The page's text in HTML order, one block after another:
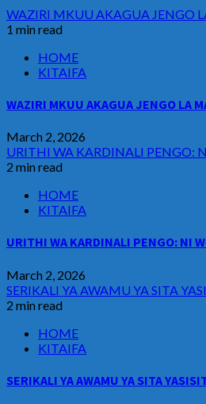
WAZIRI MKUU AKAGUA JENGO
1 min read
HOME
KITAIFA
WAZIRI MKUU AKAGUA JENGO LA
March 2, 2026
URITHI WA KARDINALI PENGO:
2 min read
HOME
KITAIFA
URITHI WA KARDINALI PENGO: NI
March 2, 2026
SERIKALI YA AWAMU YA SITA
2 min read
HOME
KITAIFA
SERIKALI YA AWAMU YA SITA